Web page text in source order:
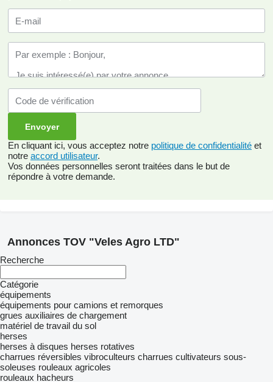
En cliquant ici, vous acceptez notre politique de confidentialité et
notre accord utilisateur.
Vos données personnelles seront traitées dans le but de
répondre à votre demande.
Annonces TOV "Veles Agro LTD"
Recherche
Catégorie
équipements
équipements pour camions et remorques
grues auxiliaires de chargement
matériel de travail du sol
herses
herses à disques herses rotatives
charrues réversibles vibroculteurs charrues cultivateurs sous-
soleuses rouleaux agricoles
rouleaux hacheurs